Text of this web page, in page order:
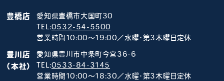
豊橋店
愛知県豊橋市大国町30
TEL:0532-54-5500
営業時間10:00～19:00／水曜･第3木曜日定休
豊川店
（本社）
愛知県豊川市中条町今宮36-6
TEL:0533-84-3145
営業時間10:00～18:30／水曜･第3木曜日定休